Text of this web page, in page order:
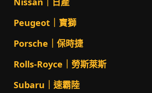
Peugeot｜寶獅
Porsche｜保時捷
Rolls-Royce｜勞斯萊斯
Subaru｜速霸陸